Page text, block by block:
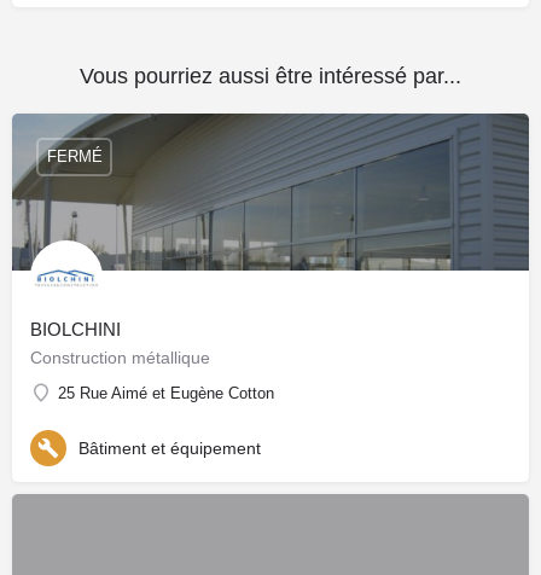
Vous pourriez aussi être intéressé par...
BIOLCHINI
Construction métallique
25 Rue Aimé et Eugène Cotton
FERMÉ
Bâtiment et équipement